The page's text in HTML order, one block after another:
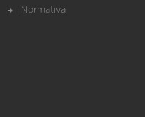
Normativa